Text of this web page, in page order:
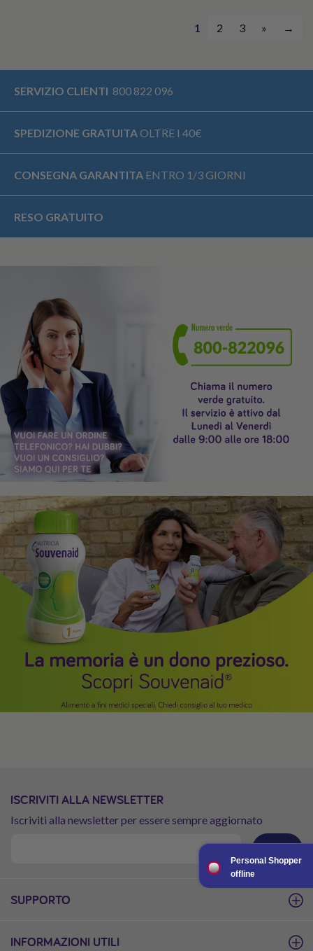
Personal Shopper
offline
1 2 3 » →
SERVIZIO CLIENTI 800 822 096
SPEDIZIONE GRATUITAOLTRE I 40€
CONSEGNA GARANTITA ENTRO 1/3 GIORNI
RESO GRATUITO
ISCRIVITI ALLA NEWSLETTER
Iscriviti alla newsletter per essere sempre aggiornato
SUPPORTO
INFORMAZIONI UTILI